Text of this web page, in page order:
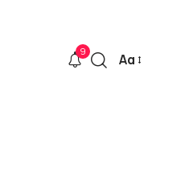
9
Font
Αα